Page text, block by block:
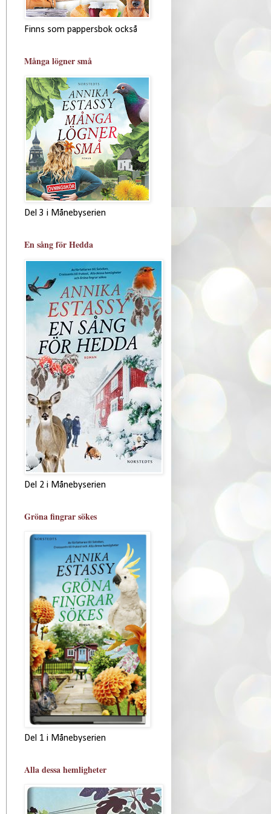
Finns som pappersbok också
Många lögner små
Del 3 i Månebyserien
En sång för Hedda
Del 2 i Månebyserien
Gröna fingrar sökes
Del 1 i Månebyserien
Alla dessa hemligheter